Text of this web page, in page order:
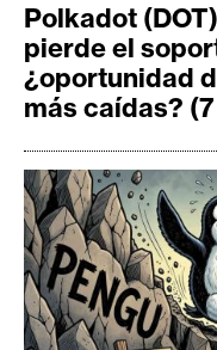
Polkadot
pierde el
¿oportunidad
más caídas?